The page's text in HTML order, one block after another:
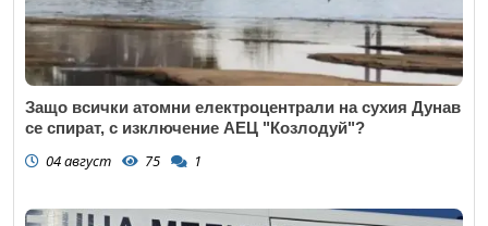
Защо всички атомни електроцентрали на сухия Дунав
се спират, с изключение АЕЦ "Козлодуй"?
04 август 75 1